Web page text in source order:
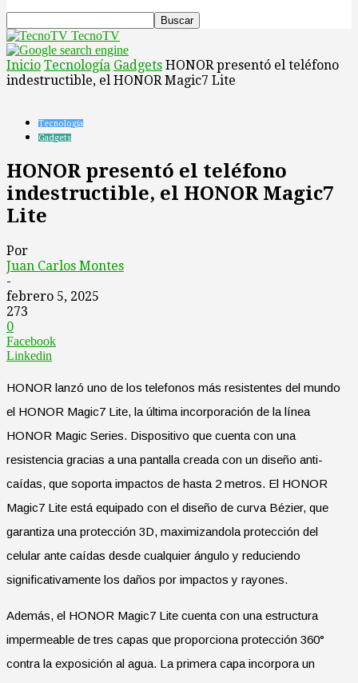
TecnoTV
Inicio Tecnología Gadgets HONOR presentó el teléfono
indestructible, el HONOR Magic7 Lite
Tecnología
Gadgets
HONOR presentó el teléfono
indestructible, el HONOR Magic7
Lite
Por
Juan Carlos Montes
-
febrero 5, 2025
273
0
Facebook
Linkedin
HONOR lanzó uno de los telefonos más resistentes del mundo
el HONOR Magic7 Lite, la última incorporación de la línea
HONOR Magic Series. Dispositivo que cuenta con una
resistencia gracias a una pantalla creada con un diseño anti-
caídas, que soporta impactos de hasta 2 metros. El HONOR
Magic7 Lite está equipado con el diseño de curva Bézier, que
garantiza una protección 3D, maximizandola protección del
celular ante caídas desde cualquier ángulo y reduciendo
significativamente los daños por impactos y rayones.
Además, el HONOR Magic7 Lite cuenta con una estructura
impermeable de tres capas que proporciona protección 360°
contra la exposición al agua. La primera capa incorpora un